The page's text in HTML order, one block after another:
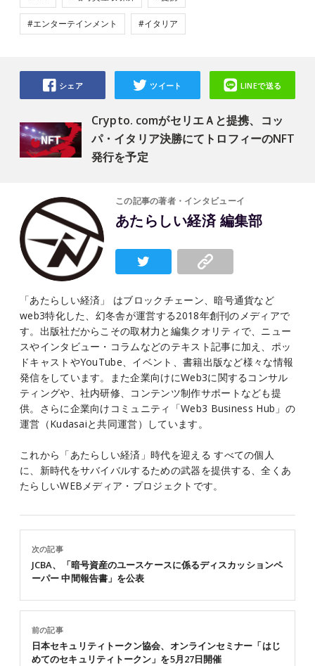
#エンターテインメント #イタリア
Crypto. comがセリエＡと提携、コッ
パ・イタリア決勝にてトロフィーのNFT
発行を予定
シェア ツイート LINEで送る
この記事の著者・インタビューイ
あたらしい経済 編集部
「あたらしい経済」 はブロックチェーン、暗号通貨など
web3特化した、幻冬舎が運営する2018年創刊のメディアで
す。出版社だからこその取材力と編集クオリティで、ニュー
スやインタビュー・コラムなどのテキスト記事に加え、ポッ
ドキャストやYouTube、イベント、書籍出版など様々な情報
発信をしています。また企業向けにWeb3に関するコンサル
ティングや、社内研修、コンテンツ制作サポートなども提
供。さらに企業向けコミュニティ「Web3 Business Hub」の
運営（Kudasaiと共同運営）しています。
これから「あたらしい経済」時代を迎える すべての個人
に、新時代をサバイバルするための武器を提供する、全くあ
たらしいWEBメディア・プロジェクトです。
前の記事
日本セキュリティトークン協会、オンラインセミナー「はじ
めてのセキュリティトークン」を5月27日開催
次の記事
JCBA、「暗号資産のユースケースに係るディスカッションペ
ーパー 中間報告書」を公表